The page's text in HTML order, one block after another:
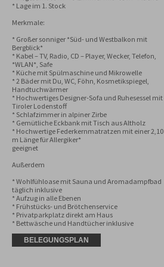
* Lage im 1. Stock
Merkmale:
* Großer sonniger *Süd- und Westbalkon mit
Bergblick*
* Kabel – TV, Radio, CD – Player, Wecker, Telefon,
*WLAN*, Safe
* Küche mit Spülmaschine und Mikrowelle
* 2 Bäder mit Du, WC, Föhn, Kosmetikspiegel,
Handtuchwärmer
* Hochwertiges Designer-Sofa und Ruhesessel mit
Tiroler Lodenstoff
* Schlafzimmer in alpiner Zirbe
* Gemütliche Eckbank mit Tisch aus Altholz
* Hochwertige Federkernmatratzen mit einer 2,10
m Länge für Allergiker*
geeignet
Außerdem
* Wohlfühloase mit Sauna und Aromadampfbad
täglich inklusive
* Aufzug in alle Ebenen
* Frühstücks- und Brötchenservice
* Privatparkplatz direkt am Haus
* Bettwäsche und Handtücher inklusive
BELEGUNGSPLAN